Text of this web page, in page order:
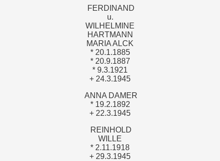
FERDINAND
u.
WILHELMINE
HARTMANN
MARIA ALCK
* 20.1.1885
* 20.9.1887
* 9.3.1921
+ 24.3.1945
ANNA DAMER
* 19.2.1892
+ 22.3.1945
REINHOLD
WILLE
* 2.11.1918
+ 29.3.1945